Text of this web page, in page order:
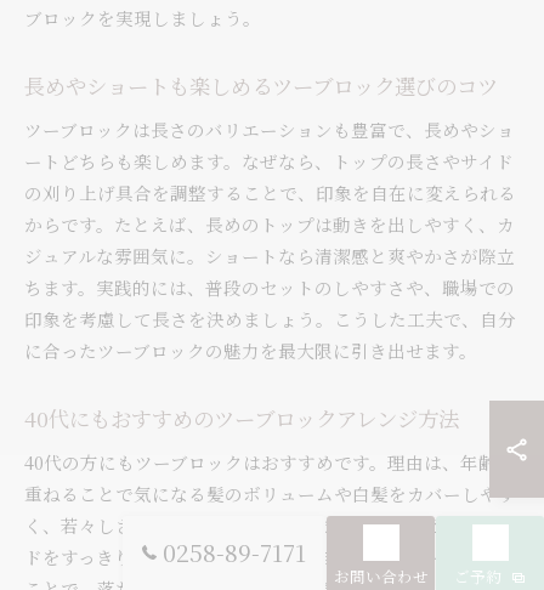
ブロックを実現しましょう。
長めやショートも楽しめるツーブロック選びのコツ
ツーブロックは長さのバリエーションも豊富で、長めやショ
ートどちらも楽しめます。なぜなら、トップの長さやサイド
の刈り上げ具合を調整することで、印象を自在に変えられる
からです。たとえば、長めのトップは動きを出しやすく、カ
ジュアルな雰囲気に。ショートなら清潔感と爽やかさが際立
ちます。実践的には、普段のセットのしやすさや、職場での
印象を考慮して長さを決めましょう。こうした工夫で、自分
に合ったツーブロックの魅力を最大限に引き出せます。
40代にもおすすめのツーブロックアレンジ方法
40代の方にもツーブロックはおすすめです。理由は、年齢を
重ねることで気になる髪のボリュームや白髪をカバーしやす
く、若々しさと清潔感を両立できるためです。例えば、サイ
ドをすっきり刈り上げつつトップに自然なボリュームを残す
0258-89-7171
お問い合わせ ご予約